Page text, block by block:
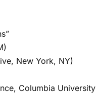
New York, NY)
Columbia University